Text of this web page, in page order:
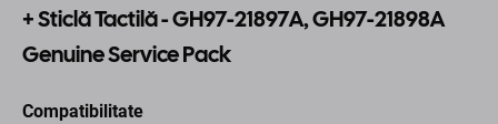
+ Sticlă Tactilă - GH97-21897A, GH97-21898A
Genuine Service Pack
Compatibilitate